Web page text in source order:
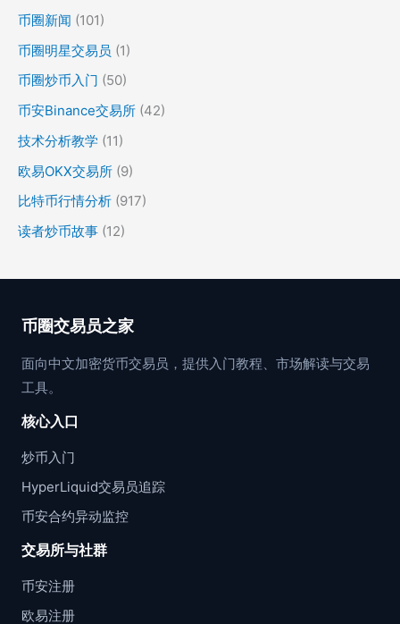
币圈新闻 (101)
币圈明星交易员 (1)
币圈炒币入门 (50)
币安Binance交易所 (42)
技术分析教学 (11)
欧易OKX交易所 (9)
比特币行情分析 (917)
读者炒币故事 (12)
币圈交易员之家
面向中文加密货币交易员，提供入门教程、市场解读与交易
工具。
核心入口
炒币入门
HyperLiquid交易员追踪
币安合约异动监控
交易所与社群
币安注册
欧易注册